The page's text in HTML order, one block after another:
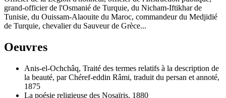
grand-officier de l'Osmanié de Turquie, du Nicham-Iftikhar de
Tunisie, du Ouissam-Alaouite du Maroc, commandeur du Medjidié
de Turquie, chevalier du Sauveur de Grèce...
Oeuvres
Anis-el-Ochchâq, Traité des termes relatifs à la description de
la beauté, par Chéref-eddin Râmi, traduit du persan et annoté,
1875
La poésie religieuse des Nosaïris, 1880